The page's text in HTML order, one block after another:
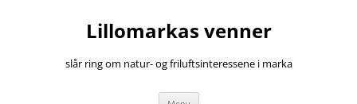
Lillomarkas venner
slår ring om natur- og friluftsinteressene i marka